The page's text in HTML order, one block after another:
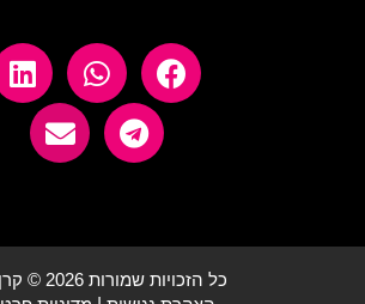
כל הזכויות שמורות 2026 © קרן אייז